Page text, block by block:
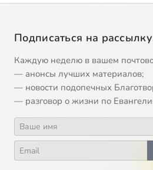
Подписаться на
Каждую неделю в вашем
— анонсы лучших материалов;
— новости подопечных
— разговор о жизни по